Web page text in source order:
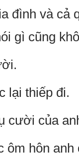
đình và cả
gì cũng
lại thiếp đi.
cười của
hôn anh